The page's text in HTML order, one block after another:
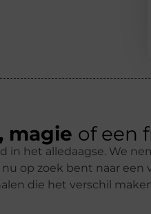
magie of een
in het alledaagse. We
op zoek bent naar een
die het verschil